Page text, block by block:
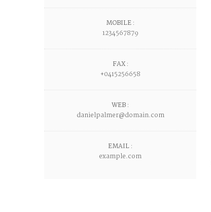
MOBILE :
1234567879
FAX :
+0415256658
WEB :
danielpalmer@domain.com
EMAIL :
example.com